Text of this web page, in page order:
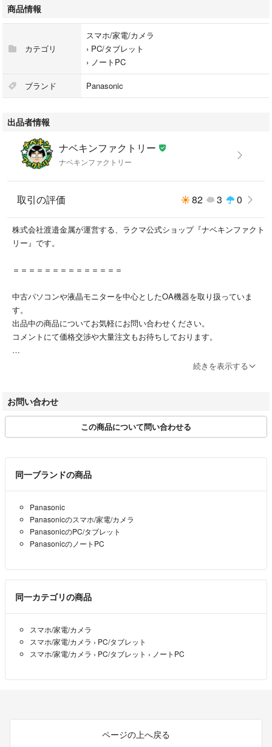
＜ビデオカード＞
CPU内蔵(Intel(R) HD Graphics 620)
＜モニターサイズ＞
＜最大解像度＞
＜モニター出力＞
アナログVGA（D-Sub15ピン）
HDMI
有線LAN・無線LAN
＜USB3.0＞
3ポート
＜Bluetooth＞
＜WEBカメラ＞
あり（動作確認済み）
＜バッテリー状態＞
中古パソコンですので、バッテリーの使用頻度は不明です。
＜ACアダプタについて＞
起動及び再起動等を行った際、『製品に同梱されているACアダプターを
ご使用ください。』のメッセージが表示される場合があります。(画像あ
パソコン使用には問題ありませんので、メッセージの指示に従って下さ
い。
Windows 11 Pro 64bit
＜特記事項＞
中古品の為、外装のすり傷・当て傷・塗装の剥がれ、キーボードのテカ
れ・剥がれなどがありますが、気になさらなければ問題なくご使用いただ
けます。
複数在庫品の為、同等品をお送りしますが、
・細かなキズなどが写真と異なる場合があります。
【保証について】
商品情報
カテゴリ
スマホ/家電/カメラ
› PC/タブレット
› ノートPC
ブランド Panasonic
出品者情報
ナベキンファクトリー
ナベキンファクトリー
取引の評価 82 3 0
株式会社渡邉金属が運営する、ラクマ公式ショップ『ナベキンファクト
リー』です。
＝＝＝＝＝＝＝＝＝＝＝＝＝＝
中古パソコンや液晶モニターを中心としたOA機器を取り扱っていま
す。
出品中の商品についてお気軽にお問い合わせください。
コメントにて価格交渉や大量注文もお待ちしております。
ご購入いただいたお客様には大変ご迷惑をおかけいたしますが、何卒ご
理解のほどよろしくお願いいたします。
※長期休暇や臨時休業を除き原則5営業日以内には返信いたします。
drumchiper@yahoo.co.jp
＝＝＝＝＝＝＝＝＝＝＝＝＝＝
こちらのアカウントはラクマ公式パートナーの株式会社渡邉金属(ナベ
キンファクトリー)によって運営されています。
https://fril.jp/ts/official/law/a014/
▼返品特約
https://fril.jp/ts/official/law/a014/#return_policy
続きを表示する
お問い合わせ
この商品について問い合わせる
同一ブランドの商品
Panasonic
Panasonicのスマホ/家電/カメラ
PanasonicのPC/タブレット
PanasonicのノートPC
同一カテゴリの商品
スマホ/家電/カメラ
スマホ/家電/カメラ › PC/タブレット
スマホ/家電/カメラ › PC/タブレット › ノートPC
ページの上へ戻る